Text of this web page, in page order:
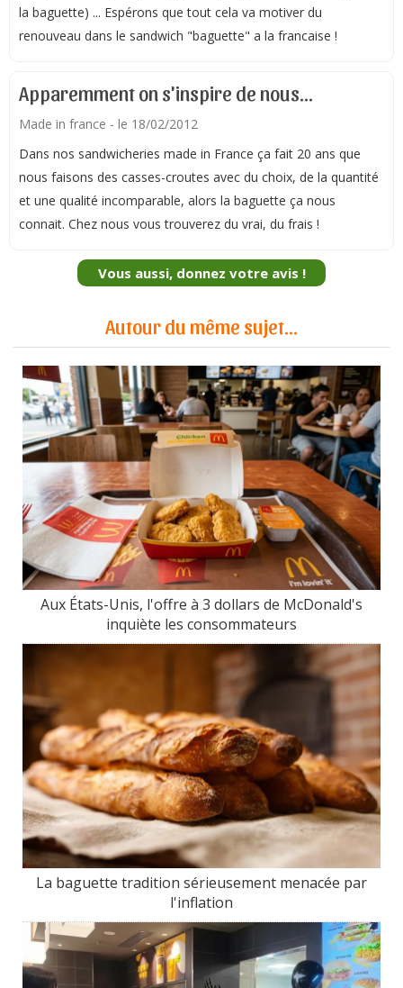
la baguette) ... Espérons que tout cela va motiver du
renouveau dans le sandwich "baguette" a la francaise !
Apparemment on s'inspire de nous...
Made in france - le 18/02/2012
Dans nos sandwicheries made in France ça fait 20 ans que
nous faisons des casses-croutes avec du choix, de la quantité
et une qualité incomparable, alors la baguette ça nous
connait. Chez nous vous trouverez du vrai, du frais !
Vous aussi, donnez votre avis !
Autour du même sujet...
Aux États-Unis, l'offre à 3 dollars de McDonald's
inquiète les consommateurs
La baguette tradition sérieusement menacée par
l'inflation